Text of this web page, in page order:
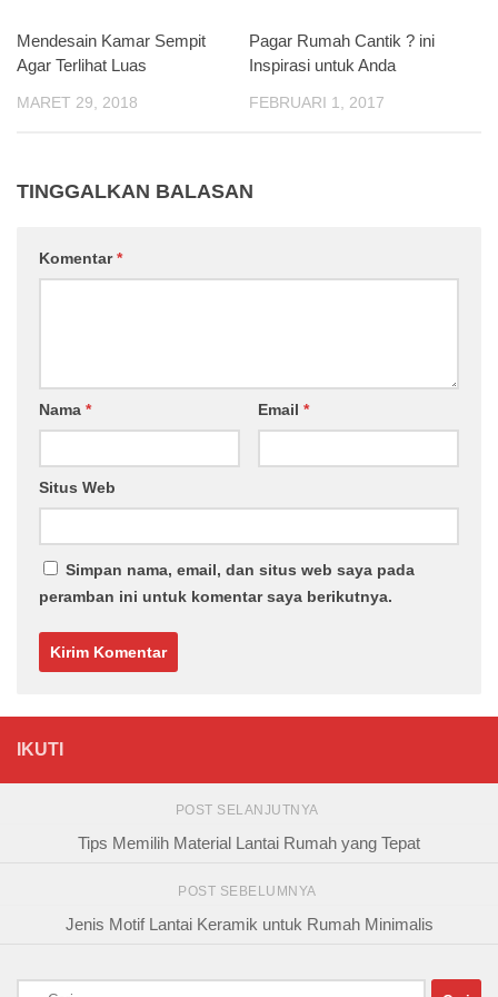
Mendesain Kamar Sempit
Agar Terlihat Luas
MARET 29, 2018
Pagar Rumah Cantik ? ini
Inspirasi untuk Anda
FEBRUARI 1, 2017
TINGGALKAN BALASAN
Komentar*
Nama * Email *
Situs Web
Simpan nama, email, dan situs web saya pada
peramban ini untuk komentar saya berikutnya.
IKUTI
POST SELANJUTNYA
Tips Memilih Material Lantai Rumah yang Tepat
POST SEBELUMNYA
Jenis Motif Lantai Keramik untuk Rumah Minimalis